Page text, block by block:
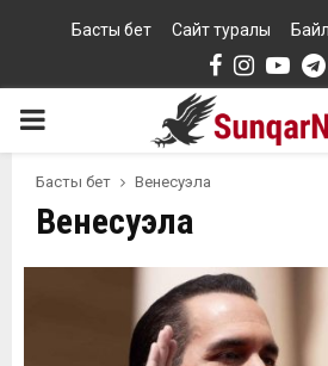
Басты бет Сайт туралы
Facebook
PRIMARY
MENU
Басты бет Венесуэла
Венесуэла